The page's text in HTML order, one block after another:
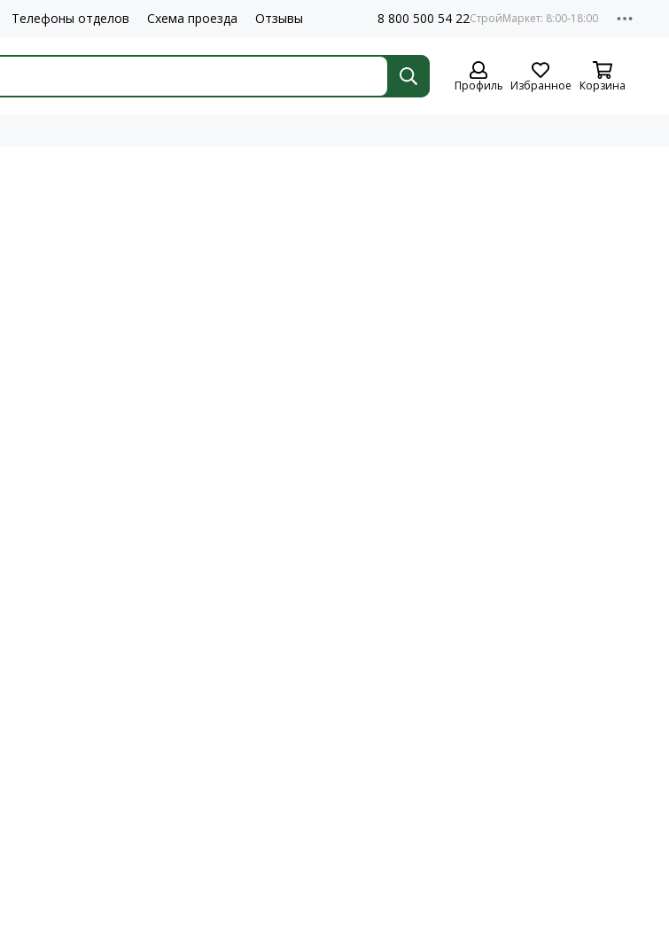
Телефоны отделов Схема проезда Отзывы 8 800 500 54 22
Профиль Избранное Корзина